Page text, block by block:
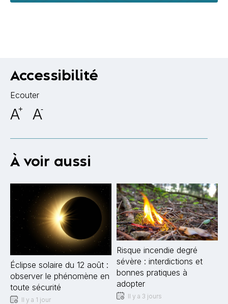
Accessibilité
Ecouter
A+ A-
À voir aussi
Éclipse solaire du 12 août :
observer le phénomène en
toute sécurité
Il y a 1 jour
Risque incendie degré
sévère : interdictions et
bonnes pratiques à
adopter
Il y a 3 jours